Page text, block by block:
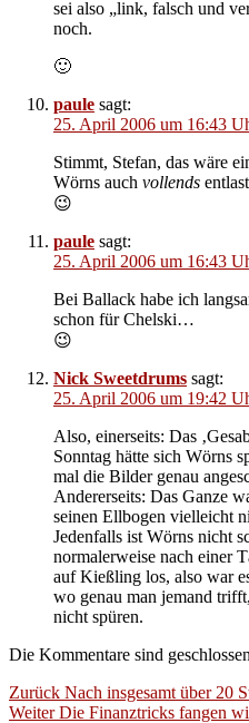
sei also „link, falsch und
noch.
🙂
paule sagt:
25. April 2006 um 16:43
Stimmt, Stefan, das wäre
Wörns auch vollends
😉
paule sagt:
25. April 2006 um 16:43
Bei Ballack habe ich
schon für Chelski…
😉
Nick Sweetdrums sagt:
25. April 2006 um 19:42
Also, einerseits: Das
Sonntag hätte sich Wörns
mal die Bilder genau
Andererseits: Das Ganze
seinen Ellbogen vielleicht
Jedenfalls ist Wörns nicht
normalerweise nach einer
auf Kießling los, also war
wo genau man jemand
nicht spüren.
Die Kommentare sind
Beitragsnavigation
Zurück Vorheriger
Beitrag:
Nach insgesamt über 20
Weiter Nächster
Die Finanztricks fangen